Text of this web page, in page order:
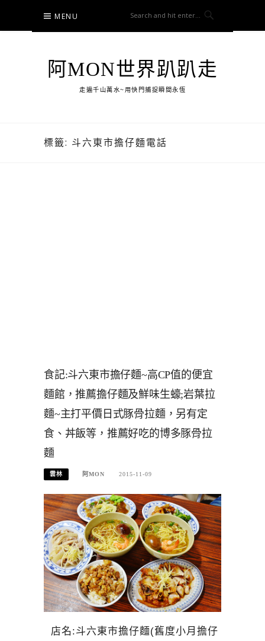
content
MENU
阿MON世界趴趴走
走遍千山萬水~用快門捕捉瞬間永恆
標籤: 斗六東市擔仔麵電話
食記:斗六東市擔仔麵~高CP值的便宜
麵館，推薦擔仔麵及鮮味生蠔;岩葉拉
麵~主打平價日式豚骨拉麵，另有定
食、丼飯等，推薦好吃的博多豚骨拉
麵
雲林 阿MON 2015-11-09
店名:斗六東市擔仔麵(舊度小月擔仔